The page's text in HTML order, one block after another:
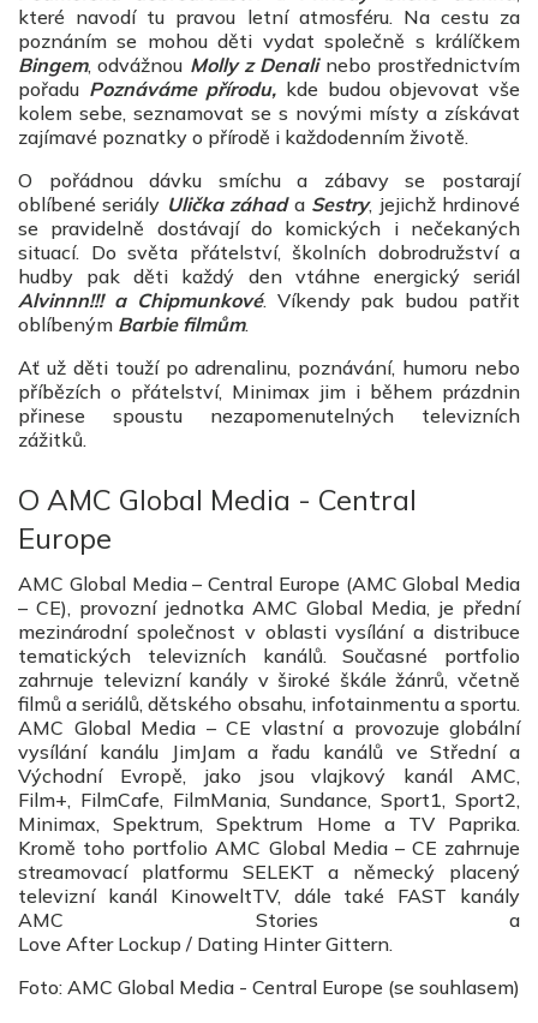
které navodí tu pravou letní atmosféru. Na cestu za
poznáním se mohou děti vydat společně s králíčkem
Bingem, odvážnou Molly z Denalinebo prostřednictvím
pořadu Poznáváme přírodu, kde budou objevovat vše
kolem sebe, seznamovat se s novými místy a získávat
zajímavé poznatky o přírodě i každodenním životě.
O pořádnou dávku smíchu a zábavy se postarají
oblíbené seriály Ulička záhada Sestry, jejichž hrdinové
se pravidelně dostávají do komických i nečekaných
situací. Do světa přátelství, školních dobrodružství a
hudby pak děti každý den vtáhne energický seriál
Alvinnn!!! a Chipmunkové. Víkendy pak budou patřit
oblíbeným Barbie filmům.
Ať už děti touží po adrenalinu, poznávání, humoru nebo
příbězích o přátelství, Minimax jim i během prázdnin
přinese spoustu nezapomenutelných televizních
zážitků.
O AMC Global Media - Central
Europe
AMC Global Media – Central Europe (AMC Global Media
– CE), provozní jednotka AMC Global Media, je přední
mezinárodní společnost v oblasti vysílání a distribuce
tematických televizních kanálů. Současné portfolio
zahrnuje televizní kanály v široké škále žánrů, včetně
filmů a seriálů, dětského obsahu, infotainmentu a sportu.
AMC Global Media – CE vlastní a provozuje globální
vysílání kanálu JimJam a řadu kanálů ve Střední a
Východní Evropě, jako jsou vlajkový kanál AMC,
Film+, FilmCafe, FilmMania, Sundance, Sport1, Sport2,
Minimax, Spektrum, Spektrum Home a TV Paprika.
Kromě toho portfolio AMC Global Media – CE zahrnuje
streamovací platformu SELEKT a německý placený
televizní kanál KinoweltTV, dále také FAST kanály
AMC Stories a
Love After Lockup / Dating Hinter Gittern.
Foto: AMC Global Media - Central Europe (se souhlasem)